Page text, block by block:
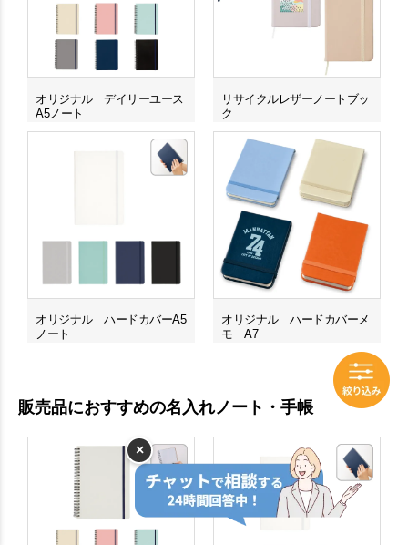
オリジナル デイリーユース
A5ノート
リサイクルレザーノートブッ
ク
オリジナル ハードカバーA5
ノート
オリジナル ハードカバーメ
モ A7
販売品におすすめの名入れノート・手帳
×